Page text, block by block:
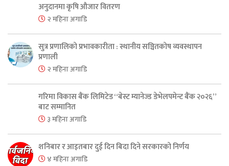
अनुदानमा कृषि औजार वितरण
२ महिना अगाडि
सुत्र प्रणालिको प्रभावकारीता : स्थानीय सञ्चितकोष व्यवस्थापन
प्रणाली
२ महिना अगाडि
गरिमा विकास बैंक लिमिटेड “बेस्ट म्यानेज्ड डेभेलपमेन्ट बैंक २०२६”
बाट सम्मानित
३ महिना अगाडि
शनिबार र आइतबार दुई दिन बिदा दिने सरकारको निर्णय
४ महिना अगाडि